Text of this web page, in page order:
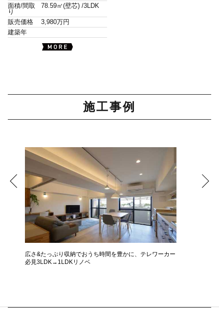
面積/間取
り
78.59㎡(壁芯) /3LDK
販売価格
3,980万円
建築年
施工事例
広さ&たっぷり収納でおうち時間を豊かに、テレワーカー
必見3LDK→1LDKリノベ